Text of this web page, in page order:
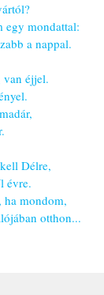
egy mondattal:
a nappal.
van éjjel.
Délre,
évre.
ha mondom,
otthon...